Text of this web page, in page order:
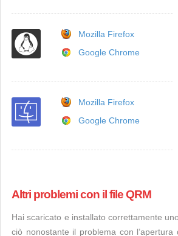
Mozilla Firefox
Google Chrome
Mozilla Firefox
Google Chrome
Altri problemi con il file QRM
Hai scaricato e installato correttamente
ciò nonostante il problema con l’apertura